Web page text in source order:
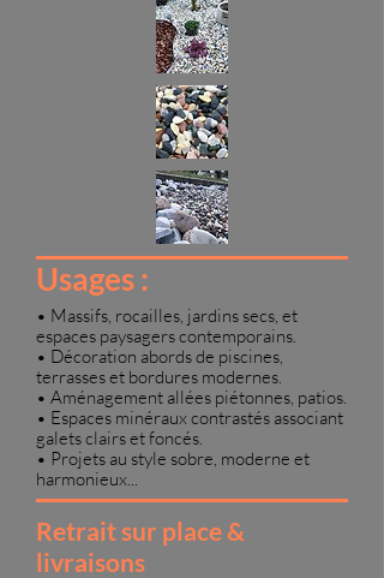
Usages :
• Massifs, rocailles, jardins secs, et
espaces paysagers contemporains.
• Décoration abords de piscines,
terrasses et bordures modernes.
• Aménagement allées piétonnes, patios.
• Espaces minéraux contrastés associant
galets clairs et foncés.
• Projets au style sobre, moderne et
harmonieux...
Retrait sur place &
livraisons